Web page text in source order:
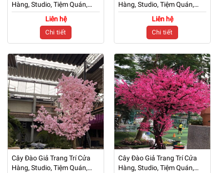
Hàng, Studio, Tiệm Quán,
Văn Phòng, Nhà Cửa – Cao
2m7 – Mã: PN-CG0220
Liên hệ
Chi tiết
Hàng, Studio, Tiệm Quán,
Văn Phòng, Nhà Cửa – Cao
2m7 – Mã: PN-CG0219
Liên hệ
Chi tiết
Cây Đào Giả Trang Trí Cửa
Hàng, Studio, Tiệm Quán,
Cây Đào Giả Trang Trí Cửa
Hàng, Studio, Tiệm Quán,